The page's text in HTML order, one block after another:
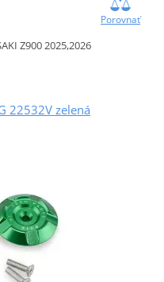
Porovnať
Z900 2025,2026
22532V zelená